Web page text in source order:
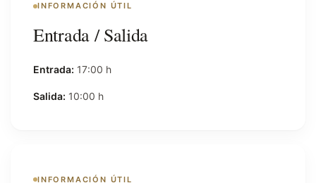
INFORMACIÓN ÚTIL
Entrada / Salida
Entrada: 17:00 h
Salida: 10:00 h
INFORMACIÓN ÚTIL